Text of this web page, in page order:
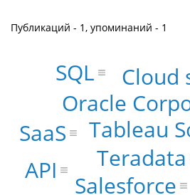
Публикаций - 1, упоминаний - 1
Teradata
Tableau
Salesforce
Oracle
Cloud
SaaS
API
SQL